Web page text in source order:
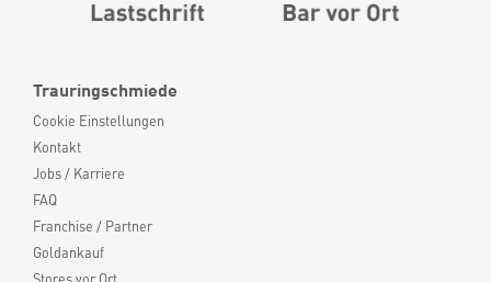
Trauringschmiede
Cookie Einstellungen
Kontakt
Jobs / Karriere
FAQ
Franchise / Partner
Goldankauf